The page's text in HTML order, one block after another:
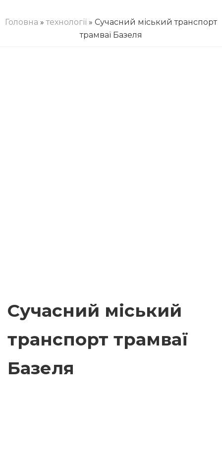
Головна »технології » Сучасний міський транспорт
трамваї Базеля
Сучасний міський
транспорт трамваї
Базеля